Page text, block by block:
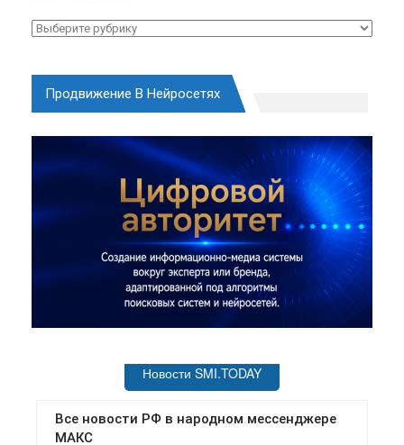
Рубрики
Продвижение В Нейросетях